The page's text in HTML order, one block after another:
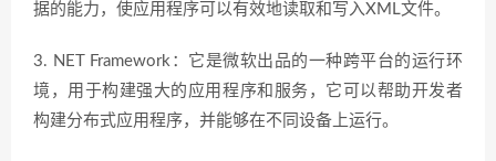
据的能力，使应用程序可以有效地读取和写入XML文件。
3. NET Framework：它是微软出品的一种跨平台的运行环
境，用于构建强大的应用程序和服务，它可以帮助开发者
构建分布式应用程序，并能够在不同设备上运行。